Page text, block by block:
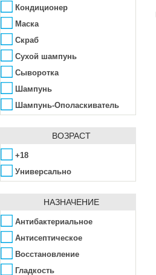
Cococare
Contempora
Corine de farme
Cosmetex Roland
Cosmofarma
Dear Beard
Deoproce
Dr. Hedison
Dr. Spiller
Dr.FORHAIR
Eco cosmetics
EffiColor
Elizavecca
Euphytos
FarmaVita
Genosys
Для окрашенных волос
Камфора
Касторовое масло
Кератин
Кокос
Коллаген
Лимонная
Масло ши
Ментол
Миноксидил
Омега
Пантенол
Пептиды
Прополис
Кондиционер
Маска
Скраб
Сухой шампунь
Сыворотка
Шампунь
Шампунь-Ополаскиватель
ВОЗРАСТ
+18
Универсально
НАЗНАЧЕНИЕ
Антибактериальное
Антисептическое
Восстановление
Гладкость